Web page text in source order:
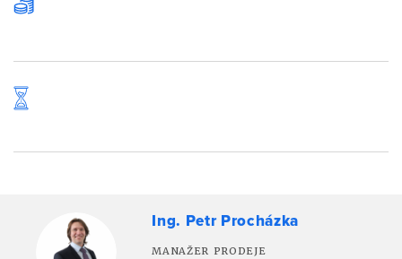
Ing. Petr Procházka
MANAŽER PRODEJE